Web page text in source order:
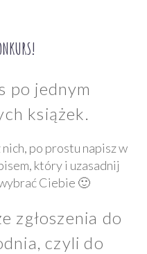
po jednym
książek.
po prostu napisz w
który i uzasadnij
Ciebie 🙂
zgłoszenia do
czyli do